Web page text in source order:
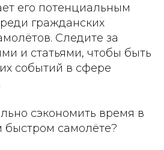
его потенциальным
гражданских
Следите за
и статьями, чтобы быть
событий в сфере
сэкономить время в
быстром самолёте?